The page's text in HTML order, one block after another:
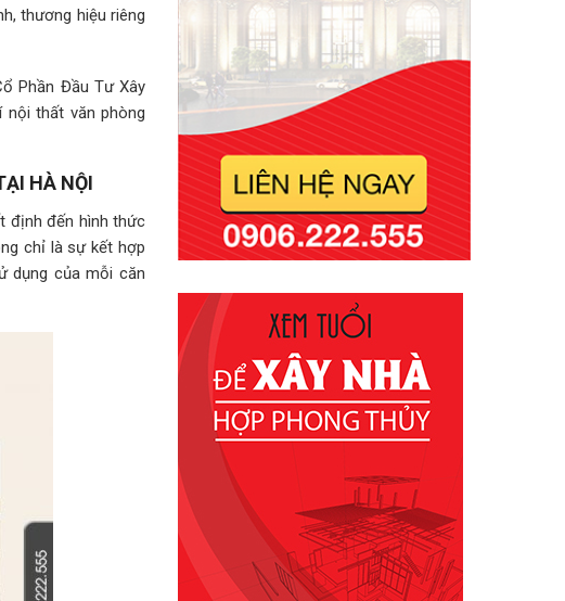
thương hiệu riêng
Phần Đầu Tư Xây
nội thất văn phòng
HÀ NỘI
định đến hình thức
chỉ là sự kết hợp
dụng của mỗi căn